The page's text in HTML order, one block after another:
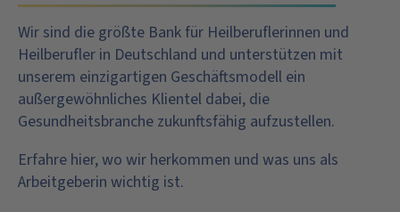
Wir sind die größte Bank für Heilberuflerinnen und
Heilberufler in Deutschland und unterstützen mit
unserem einzigartigen Geschäftsmodell ein
außergewöhnliches Klientel dabei, die
Gesundheitsbranche zukunftsfähig aufzustellen.
Erfahre hier, wo wir herkommen und was uns als
Arbeitgeberin wichtig ist.